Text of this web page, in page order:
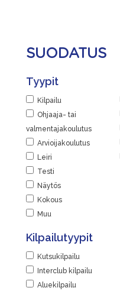
SUODATUS
Tyypit
Kilpailu
Ohjaaja- tai
valmentajakoulutus
Arvioijakoulutus
Leiri
Testi
Näytös
Kokous
Muu
Kilpailutyypit
Kutsukilpailu
Interclub kilpailu
Aluekilpailu